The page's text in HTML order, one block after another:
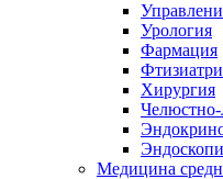
Урология
Фармация
Хирургия
Челюстно-
Медицина